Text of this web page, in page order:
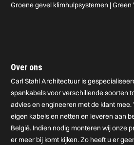
Groene gevel klimhulpsystemen | Green
Over ons
Carl Stahl Architectuur is
spankabels voor verschillende soorten
advies en engineeren met de klant
eigen kabels en netten en leveren aan
België. Indien nodig monteren wij onze
er meer bij komt kijken. Zo heeft u er